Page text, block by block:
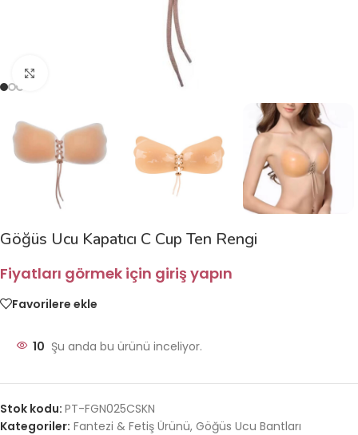
Göğüs Ucu Kapatıcı C Cup Ten Rengi
Fiyatları görmek için giriş yapın
Favorilere ekle
10 Şu anda bu ürünü inceliyor.
Stok kodu: PT-FGN025CSKN
Kategoriler: Fantezi & Fetiş Ürünü, Göğüs Ucu Bantları